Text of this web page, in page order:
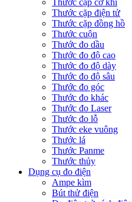
Thước cặp cơ khí
Thước cặp điện tử
Thước cặp đồng hồ
Thước cuộn
Thước đo dầu
Thước đo độ cao
Thước đo độ dày
Thước đo độ sâu
Thước đo góc
Thước đo khác
Thước đo Laser
Thước đo lỗ
Thước eke vuông
Thước lá
Thước Panme
Thước thủy
Dụng cụ đo điện
Ampe kìm
Bút thử điện